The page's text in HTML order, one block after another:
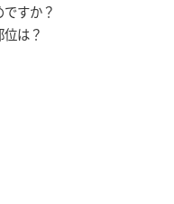
すか？
は？